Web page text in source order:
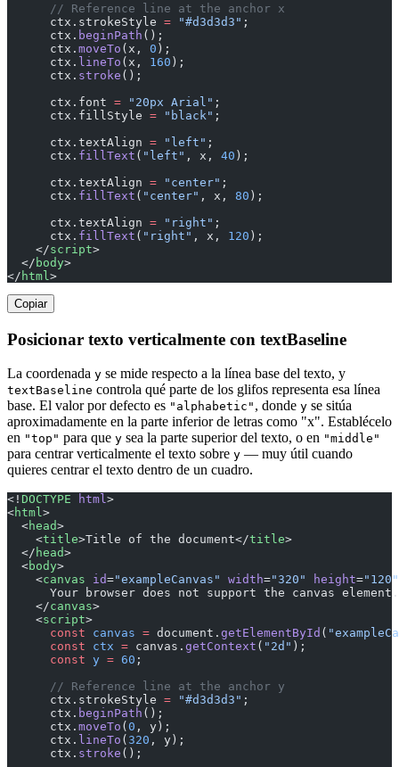
      // Reference line at the anchor x
      ctx.strokeStyle
= "#d3d3d3" ;
      ctx.
beginPath ();
      ctx.
moveTo (x, 0 );
      ctx.
lineTo (x, 160 );
      ctx.
stroke ();
      ctx.font
= "20px Arial" ;
      ctx.fillStyle
= "black" ;
      ctx.textAlign
= "left" ;
      ctx.
fillText ( "left" , x, 40 );
      ctx.textAlign
= "center" ;
      ctx.
fillText ( "center" , x, 80 );
      ctx.textAlign
= "right" ;
      ctx.
fillText ( "right" , x, 120 );
    </
script>
  </
body>
</ html >
Copiar
Posicionar texto verticalmente con textBaseline
La coordenada y se mide respecto a la línea base del texto, y
textBaseline controla qué parte de los glifos representa esa línea
base. El valor por defecto es "alphabetic" , donde y se sitúa
aproximadamente en la parte inferior de letras como "x". Establécelo
en "top" para que y sea la parte superior del texto, o en "middle"
para centrar verticalmente el texto sobre y — muy útil cuando
quieres centrar el texto dentro de un cuadro.
<! DOCTYPE html>
<html>
  <
head>
    <
title>Title of the document</title>
  </
head>
  <
body>
    <
canvas id="exampleCanvas" width="320" height="120"
      Your browser does not support the canvas element.
    </
canvas>
    <
script>
      const
canvas = document. getElementById (
      const
ctx = canvas. getContext ( "2d" );
      const
y = 60 ;
      // Reference line at the anchor y
      ctx.strokeStyle
= "#d3d3d3" ;
      ctx.
beginPath ();
      ctx.
moveTo ( 0 , y);
      ctx.
lineTo ( 320 , y);
      ctx.
stroke ();